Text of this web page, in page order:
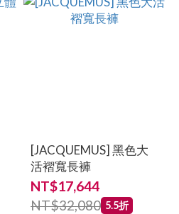
[JACQUEMUS] 黑色大
活褶寬長褲
NT$17,644
NT$32,080 5.5折